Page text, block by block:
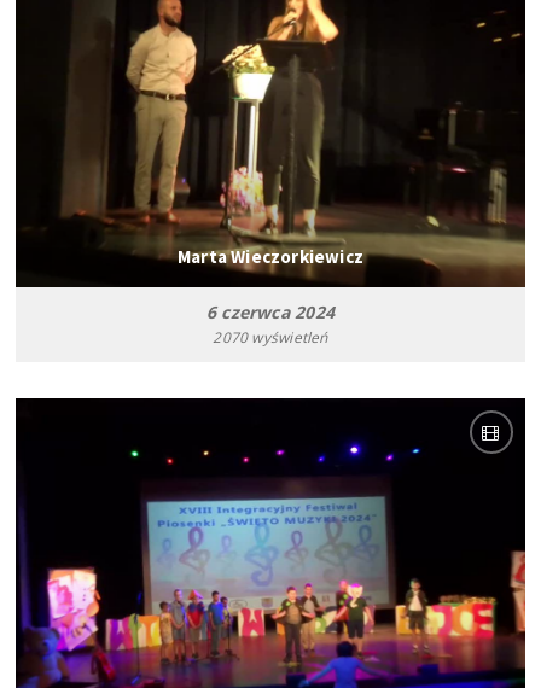
Marta Wieczorkiewicz
6 czerwca 2024
2070 wyświetleń